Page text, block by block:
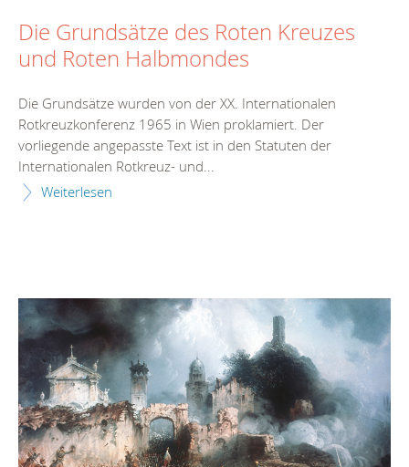
Die Grundsätze des Roten Kreuzes
und Roten Halbmondes
Die Grundsätze wurden von der XX. Internationalen
Rotkreuzkonferenz 1965 in Wien proklamiert. Der
vorliegende angepasste Text ist in den Statuten der
Internationalen Rotkreuz- und...
Weiterlesen